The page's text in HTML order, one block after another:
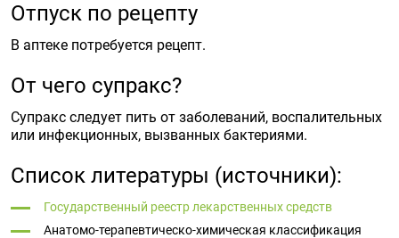
Отпуск по рецепту
В аптеке потребуется рецепт.
От чего супракс?
Супракс следует пить от заболеваний, воспалительных
или инфекционных, вызванных бактериями.
Список литературы (источники):
Государственный реестр лекарственных средств
Анатомо-терапевтическо-химическая классификация